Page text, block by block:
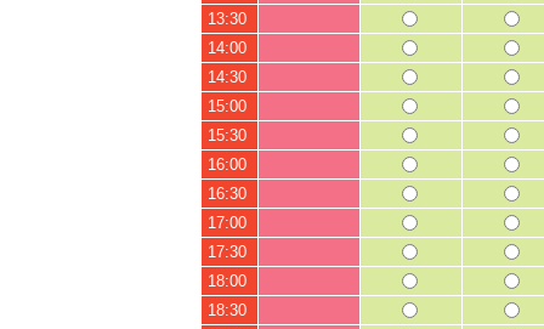
13:30
14:00
14:30
15:00
15:30
16:00
16:30
17:00
17:30
18:00
18:30